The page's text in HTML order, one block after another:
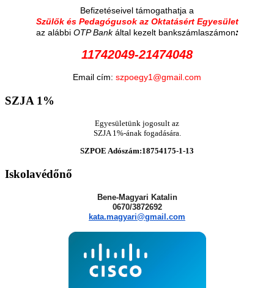
Befizetéseivel támogathatja a
Szülők és Pedagógusok az Oktatásért Egyesület
az alábbi OTP Bankáltal kezelt bankszámlaszámon:
11742049-21474048
Email cím: szpoegy1@gmail.com
SZJA 1%
Egyesületünk jogosult az
SZJA 1%-ának fogadására.
SZPOE Adószám:18754175-1-13
Iskolavédőnő
Bene-Magyari Katalin
0670/3872692
kata.magyari@gmail.com